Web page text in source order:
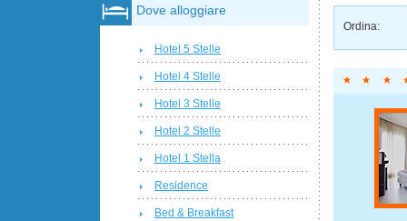
Ordina:
Dove alloggiare
Hotel 5 Stelle
Hotel 4 Stelle
Hotel 3 Stelle
Hotel 2 Stelle
Hotel 1 Stella
Residence
Bed & Breakfast